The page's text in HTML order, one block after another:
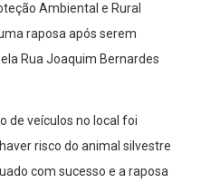
Ambiental e Rural
raposa após serem
Rua Joaquim Bernardes
de veículos no local foi
risco do animal silvestre
com sucesso e a raposa